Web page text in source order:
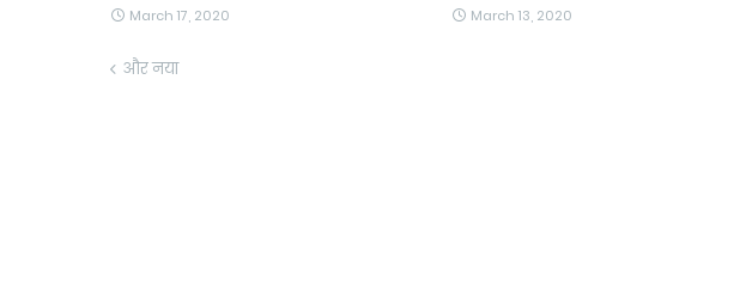
March 17, 2020 March 13, 2020
और नया